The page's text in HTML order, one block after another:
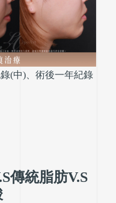
(中)、術後一年紀錄
傳統脂肪V.S